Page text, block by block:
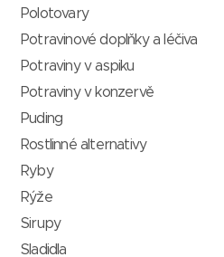
Polotovary
Potravinové doplňky a léčiva
Potraviny v aspiku
Potraviny v konzervě
Puding
Rostlinné alternativy
Ryby
Rýže
Sirupy
Sladidla